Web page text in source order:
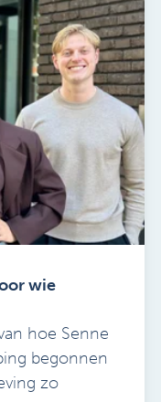
wie
hoe Senne
begonnen
zo